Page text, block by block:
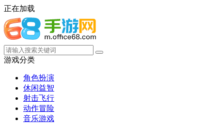
正在加载
游戏分类
角色扮演
休闲益智
射击飞行
动作冒险
音乐游戏